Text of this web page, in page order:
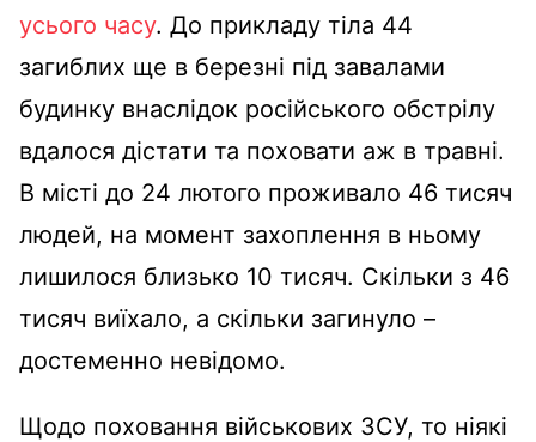
усього часу. До прикладу тіла 44
загиблих ще в березні під завалами
будинку внаслідок російського обстрілу
вдалося дістати та поховати аж в травні.
В місті до 24 лютого проживало 46 тисяч
людей, на момент захоплення в ньому
лишилося близько 10 тисяч. Скільки з 46
тисяч виїхало, а скільки загинуло –
достеменно невідомо.
Щодо поховання військових ЗСУ, то ніякі